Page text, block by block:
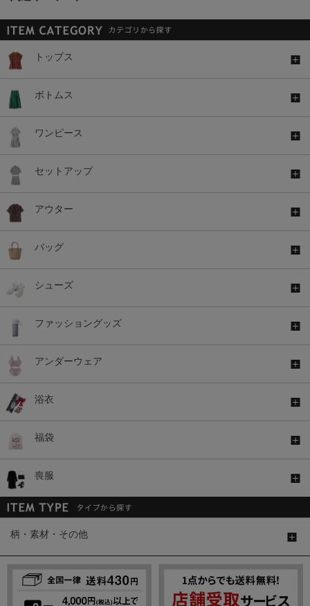
トップス
ボトムス
ワンピース
セットアップ
アウター
バッグ
シューズ
ファッショングッズ
アンダーウェア
浴衣
福袋
喪服
柄・素材・その他